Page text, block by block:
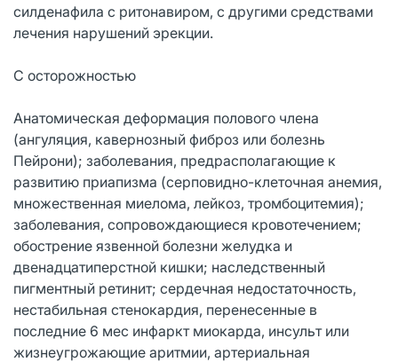
силденафила с ритонавиром, с другими средствами
лечения нарушений эрекции.
С осторожностью
Анатомическая деформация полового члена
(ангуляция, кавернозный фиброз или болезнь
Пейрони); заболевания, предрасполагающие к
развитию приапизма (серповидно-клеточная анемия,
множественная миелома, лейкоз, тромбоцитемия);
заболевания, сопровождающиеся кровотечением;
обострение язвенной болезни желудка и
двенадцатиперстной кишки; наследственный
пигментный ретинит; сердечная недостаточность,
нестабильная стенокардия, перенесенные в
последние 6 мес инфаркт миокарда, инсульт или
жизнеугрожающие аритмии, артериальная